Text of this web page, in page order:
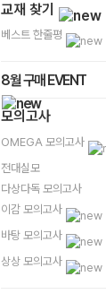
교재 찾기
베스트 한줄평
8월 구매 EVENT
모의고사
OMEGA 모의고사
전대실모
다상다독 모의고사
이감 모의고사
바탕 모의고사
상상 모의고사